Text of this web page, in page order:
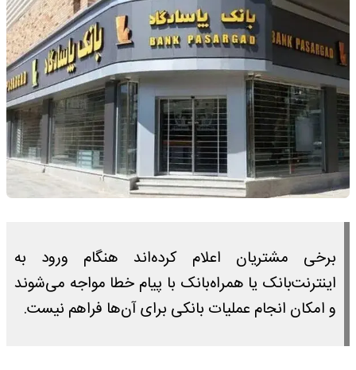
برخی مشتریان اعلام کرده‌اند هنگام ورود به
اینترنت‌بانک یا همراه‌بانک با پیام خطا مواجه می‌شوند
و امکان انجام عملیات بانکی برای آن‌ها فراهم نیست.